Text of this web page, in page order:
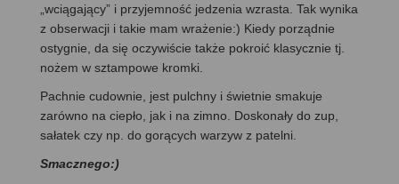
„wciągający” i przyjemność jedzenia wzrasta. Tak wynika
z obserwacji i takie mam wrażenie:) Kiedy porządnie
ostygnie, da się oczywiście także pokroić klasycznie tj.
nożem w sztampowe kromki.
Pachnie cudownie, jest pulchny i świetnie smakuje
zarówno na ciepło, jak i na zimno. Doskonały do zup,
sałatek czy np. do gorących warzyw z patelni.
Smacznego:)